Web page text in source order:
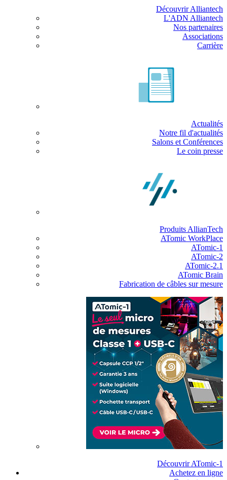
Découvrir Alliantech
L'ADN Alliantech
Nos partenaires
Associations
Carrière
Actualités
Notre fil d'actualités
Salons et Conférences
Le coin presse
Produits AllianTech
ATomic WorkPlace
ATomic-1
ATomic-2
ATomic-2.1
ATomic Brain
Fabrication de câbles sur mesure
Découvrir ATomic-1
Achetez en ligne